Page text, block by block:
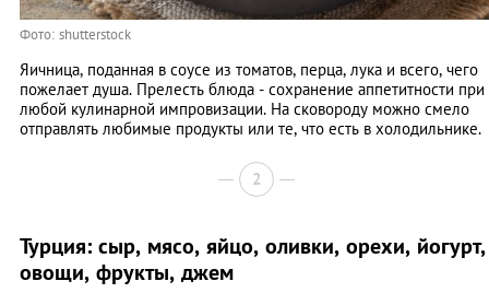
Фото: shutterstock
Яичница, поданная в соусе из томатов, перца, лука и всего, чего
пожелает душа. Прелесть блюда - сохранение аппетитности при
любой кулинарной импровизации. На сковороду можно смело
отправлять любимые продукты или те, что есть в холодильнике.
2
Турция: сыр, мясо, яйцо, оливки, орехи, йогурт,
овощи, фрукты, джем